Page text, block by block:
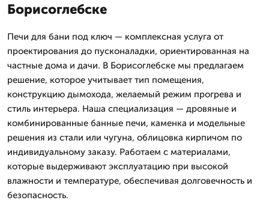
Борисоглебске
Печи для бани под ключ — комплексная услуга от
проектирования до пусконаладки, ориентированная на
частные дома и дачи. В Борисоглебске мы предлагаем
решение, которое учитывает тип помещения,
конструкцию дымохода, желаемый режим прогрева и
стиль интерьера. Наша специализация — дровяные и
комбинированные банные печи, каменка и модельные
решения из стали или чугуна, облицовка кирпичом по
индивидуальному заказу. Работаем с материалами,
которые выдерживают эксплуатацию при высокой
влажности и температуре, обеспечивая долговечность и
безопасность.